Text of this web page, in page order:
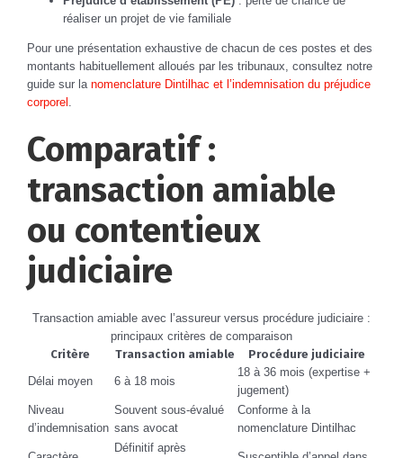
réaliser un projet de vie familiale
Pour une présentation exhaustive de chacun de ces postes et des
montants habituellement alloués par les tribunaux, consultez notre
guide sur la nomenclature Dintilhac et l’indemnisation du préjudice
corporel
Comparatif :
transaction amiable
ou contentieux
judiciaire
Transaction amiable avec l’assureur versus procédure judiciaire :
principaux critères de comparaison
Critère
Transaction amiable
Procédure judiciaire
Délai moyen
6 à 18 mois
18 à 36 mois (expertise +
jugement)
Niveau
d’indemnisation
Souvent sous-évalué
sans avocat
Conforme à la
nomenclature Dintilhac
Définitif après